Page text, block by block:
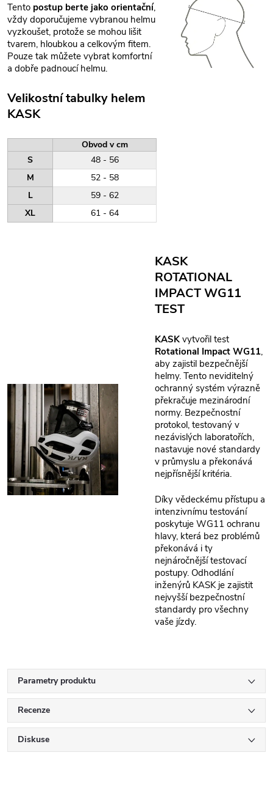
Tento postup berte jako orientační,
vždy doporučujeme vybranou helmu
vyzkoušet, protože se mohou lišit
tvarem, hloubkou a celkovým fitem.
Pouze tak můžete vybrat komfortní
a dobře padnoucí helmu.
Velikostní tabulky helem
KASK
Obvod v cm
S
48 - 56
M
52 - 58
L
59 - 62
XL
61 - 64
KASK
ROTATIONAL
IMPACT WG11
TEST
KASK vytvořil test
Rotational Impact WG11,
aby zajistil bezpečnější
helmy. Tento neviditelný
ochranný systém výrazně
překračuje mezinárodní
normy. Bezpečnostní
protokol, testovaný v
nezávislých laboratořích,
nastavuje nové standardy
v průmyslu a překonává
nejpřísnější kritéria.
Díky vědeckému přístupu a
intenzivnímu testování
poskytuje WG11 ochranu
hlavy, která bez problémů
překonává i ty
nejnáročnější testovací
postupy. Odhodlání
inženýrů KASK je zajistit
nejvyšší bezpečnostní
standardy pro všechny
vaše jízdy.
Parametry produktu
Recenze
Diskuse